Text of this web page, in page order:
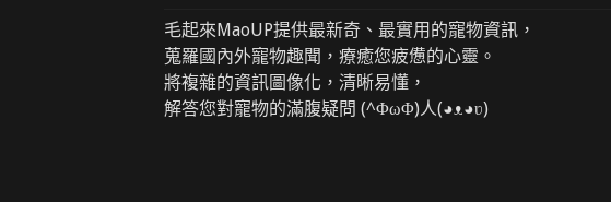
毛起來MaoUP提供最新奇、最實用的寵物資訊，
蒐羅國內外寵物趣聞，療癒您疲憊的心靈。
將複雜的資訊圖像化，清晰易懂，
解答您對寵物的滿腹疑問 (^ΦωΦ)人(◕ᴥ◕ʋ)